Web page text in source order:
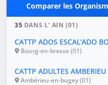
Comparer les
35 DANS L' AIN (01)
CATTP ADOS ESCAL'ADO
Bourg-en-bresse (01)
CATTP ADULTES AMBERIEU
Ambérieu-en-bugey (01)